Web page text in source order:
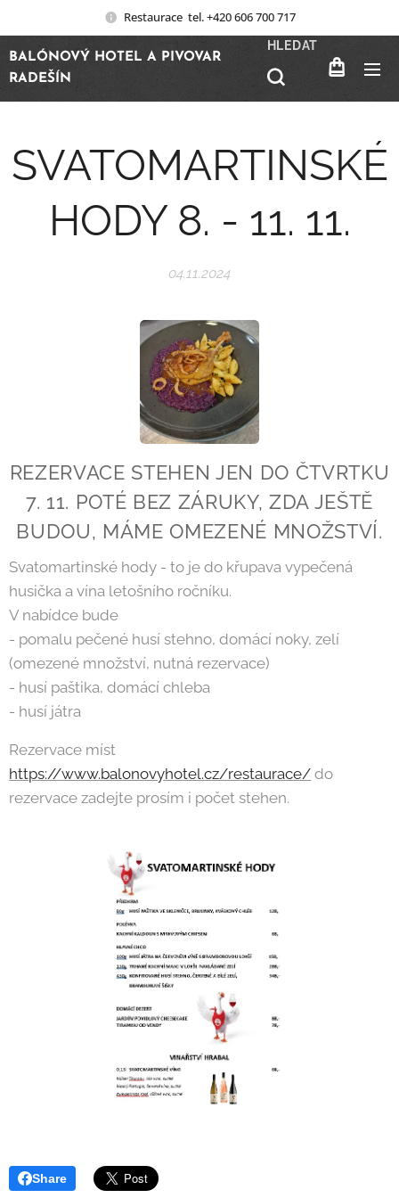
Restaurace tel. +420 606 700 717
BALÓNOVÝ HOTEL A PIVOVAR
RADEŠÍN
HLEDAT
SVATOMARTINSKÉ
HODY 8. - 11. 11.
04.11.2024
REZERVACE STEHEN JEN DO ČTVRTKU
7. 11. POTÉ BEZ ZÁRUKY, ZDA JEŠTĚ
BUDOU, MÁME OMEZENÉ MNOŽSTVÍ.
Svatomartinské hody - to je do křupava vypečená
husička a vína letošního ročníku.
V nabídce bude
- pomalu pečené husí stehno, domácí noky, zelí
(omezené množství, nutná rezervace)
- husí paštika, domácí chleba
- husí játra
Rezervace míst
https://www.balonovyhotel.cz/restaurace/ do
rezervace zadejte prosím i počet stehen.
Share